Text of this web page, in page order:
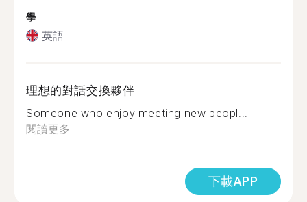
學
英語
理想的對話交換夥伴
Someone who enjoy meeting new peopl...
閱讀更多
下載APP